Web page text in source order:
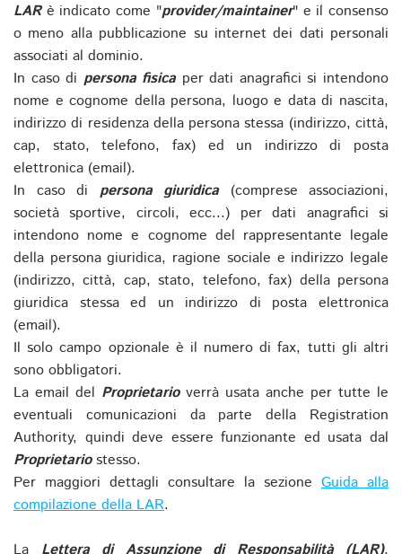
LARè indicato come "provider/maintainer" e il consenso
o meno alla pubblicazione su internet dei dati personali
associati al dominio.
In caso di persona fisicaper dati anagrafici si intendono
nome e cognome della persona, luogo e data di nascita,
indirizzo di residenza della persona stessa (indirizzo, città,
cap, stato, telefono, fax) ed un indirizzo di posta
elettronica (email).
In caso di persona giuridica(comprese associazioni,
società sportive, circoli, ecc...) per dati anagrafici si
intendono nome e cognome del rappresentante legale
della persona giuridica, ragione sociale e indirizzo legale
(indirizzo, città, cap, stato, telefono, fax) della persona
giuridica stessa ed un indirizzo di posta elettronica
(email).
Il solo campo opzionale è il numero di fax, tutti gli altri
sono obbligatori.
La email del Proprietarioverrà usata anche per tutte le
eventuali comunicazioni da parte della Registration
Authority, quindi deve essere funzionante ed usata dal
Proprietariostesso.
Per maggiori dettagli consultare la sezione Guida alla
compilazione della LAR.